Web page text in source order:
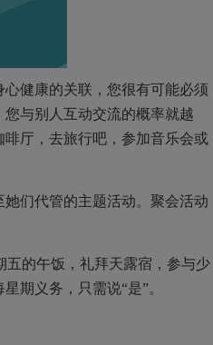
健康的关联，您很有可能必须
与别人互动交流的概率就越
厅，去旅行吧，参加音乐会或
们代管的主题活动。聚会活动
五的午饭，礼拜天露宿，参与少
期义务，只需说“是”。